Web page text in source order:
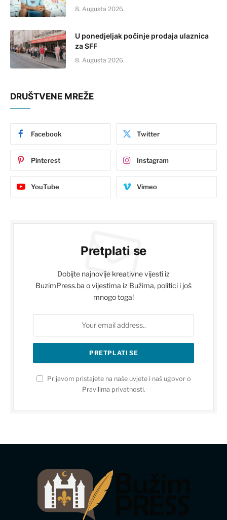
8. Augusta 2026.
U ponedjeljak počinje prodaja ulaznica
za SFF
8. Augusta 2026.
DRUŠTVENE MREŽE
Facebook Twitter
Pinterest Instagram
YouTube Vimeo
Pretplati se
Dobijte najnovije kreativne vijesti iz
BuzimPress.ba o vijestima iz Bužima, politici i još
mnogo toga!
Prijavom pristajete na naše uvjete i naš ugovor o
Pravilima privatnosti.